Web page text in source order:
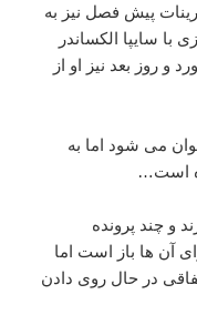
پیش فصل نیز به
با سایپا الکساندر
روز بعد نیز او از
می شود اما به
است…
و چند پرونده
آن ها باز است اما
در حال روی دادن